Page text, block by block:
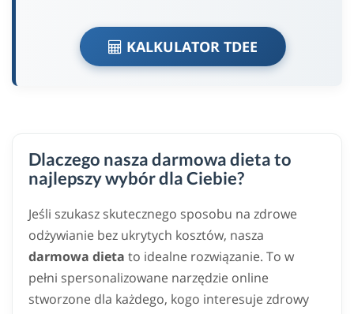
KALKULATOR TDEE
Dlaczego nasza darmowa dieta to
najlepszy wybór dla Ciebie?
Jeśli szukasz skutecznego sposobu na zdrowe
odżywianie bez ukrytych kosztów, nasza
darmowa dieta to idealne rozwiązanie. To w
pełni spersonalizowane narzędzie online
stworzone dla każdego, kogo interesuje zdrowy